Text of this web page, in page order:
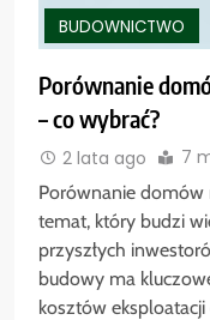
BUDOWNICTWO
Porównanie
– co wybrać?
2 lata ago 7
Porównanie
temat, który budzi
przyszłych
budowy ma
kosztów